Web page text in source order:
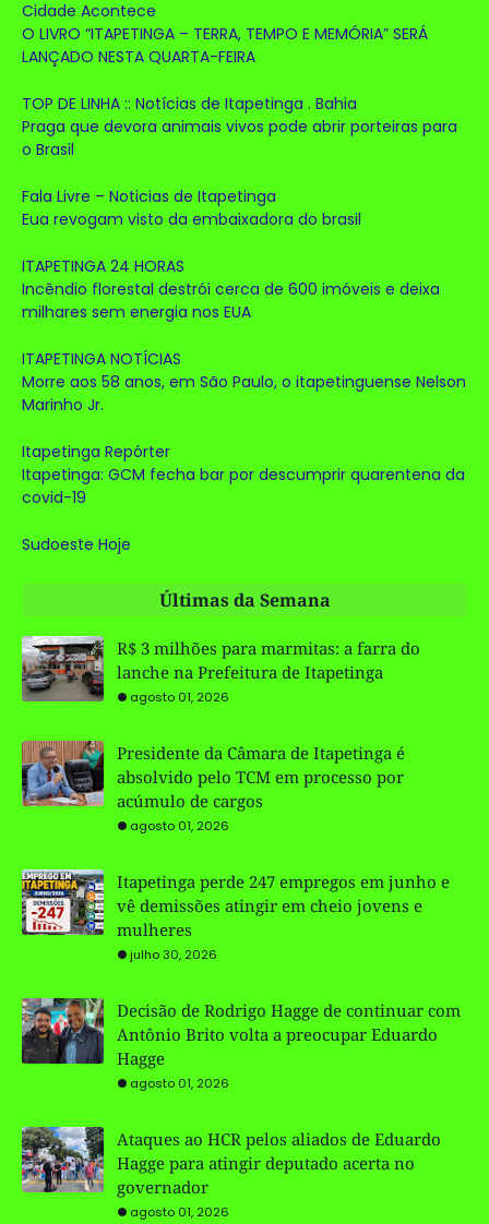
Cidade Acontece
O LIVRO “ITAPETINGA – TERRA, TEMPO E MEMÓRIA” SERÁ
LANÇADO NESTA QUARTA-FEIRA
TOP DE LINHA :: Notícias de Itapetinga . Bahia
Praga que devora animais vivos pode abrir porteiras para
o Brasil
Fala Livre – Noticias de Itapetinga
Eua revogam visto da embaixadora do brasil
ITAPETINGA 24 HORAS
Incêndio florestal destrói cerca de 600 imóveis e deixa
milhares sem energia nos EUA
ITAPETINGA NOTÍCIAS
Morre aos 58 anos, em São Paulo, o itapetinguense Nelson
Marinho Jr.
Itapetinga Repórter
Itapetinga: GCM fecha bar por descumprir quarentena da
covid-19
Sudoeste Hoje
Últimas da Semana
R$ 3 milhões para marmitas: a farra do
lanche na Prefeitura de Itapetinga
agosto 01, 2026
Presidente da Câmara de Itapetinga é
absolvido pelo TCM em processo por
acúmulo de cargos
agosto 01, 2026
Itapetinga perde 247 empregos em junho e
vê demissões atingir em cheio jovens e
mulheres
julho 30, 2026
Decisão de Rodrigo Hagge de continuar com
Antônio Brito volta a preocupar Eduardo
Hagge
agosto 01, 2026
Ataques ao HCR pelos aliados de Eduardo
Hagge para atingir deputado acerta no
governador
agosto 01, 2026